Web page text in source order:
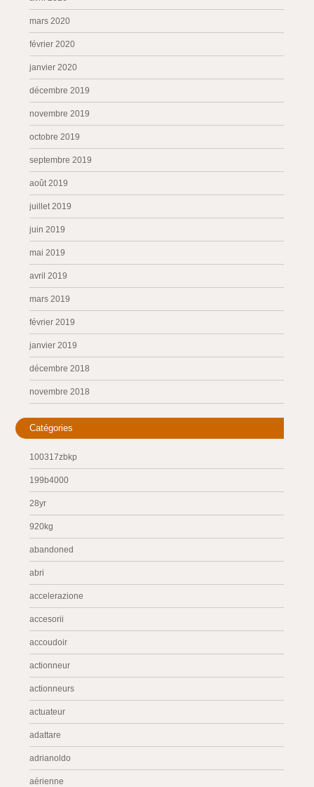
mars 2020
février 2020
janvier 2020
décembre 2019
novembre 2019
octobre 2019
septembre 2019
août 2019
juillet 2019
juin 2019
mai 2019
avril 2019
mars 2019
février 2019
janvier 2019
décembre 2018
novembre 2018
Catégories
100317zbkp
199b4000
28yr
920kg
abandoned
abri
accelerazione
accesorii
accoudoir
actionneur
actionneurs
actuateur
adattare
adrianoldo
aérienne